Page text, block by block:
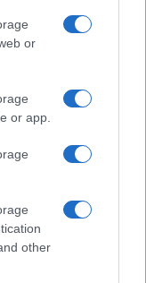
or
or app.
other